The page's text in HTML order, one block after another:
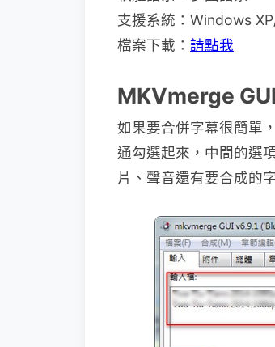
支援系統：Windows
檔案下載： 請點我
MKVmerge GUI
如果要合併字幕很簡單
通勾選起來，中間的選
片、聲音還有要合成的